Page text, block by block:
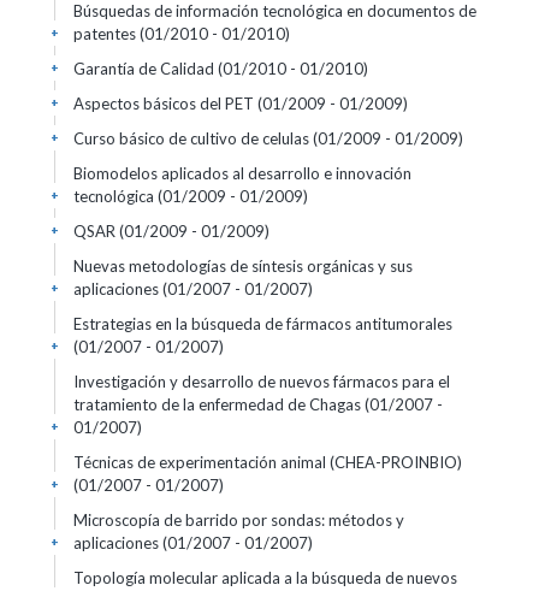
Búsquedas de información tecnológica en documentos de
patentes(01/2010 - 01/2010)
+
Garantía de Calidad (01/2010 - 01/2010)
+
Aspectos básicos del PET (01/2009 - 01/2009)
+
Curso básico de cultivo de celulas(01/2009 - 01/2009)
+
Biomodelos aplicados al desarrollo e innovación
tecnológica (01/2009 - 01/2009)
+
QSAR (01/2009 - 01/2009)
+
Nuevas metodologías de síntesis orgánicas y sus
aplicaciones(01/2007 - 01/2007)
+
Estrategias en la búsqueda de fármacos antitumorales
(01/2007 - 01/2007)
+
Investigación y desarrollo de nuevos fármacos para el
tratamiento de la enfermedad de Chagas(01/2007 -
01/2007)
+
Técnicas de experimentación animal (CHEA-PROINBIO)
(01/2007 - 01/2007)
+
Microscopía de barrido por sondas: métodos y
aplicaciones(01/2007 - 01/2007)
+
Topología molecular aplicada a la búsqueda de nuevos